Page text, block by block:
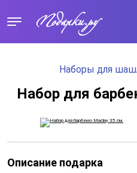
Наборы для
Набор для
Описание подарка